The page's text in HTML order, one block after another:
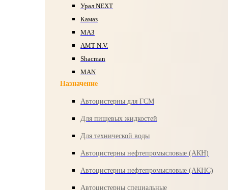
Урал NEXT
Камаз
МАЗ
AMT N.V.
Shacman
MAN
Назначение
Автоцистерны для ГСМ
Для пищевых жидкостей
Для технической воды
Автоцистерны нефтепромысловые (АКН)
Автоцистерны нефтепромысловые (АКНС)
Автоцистерны специальные